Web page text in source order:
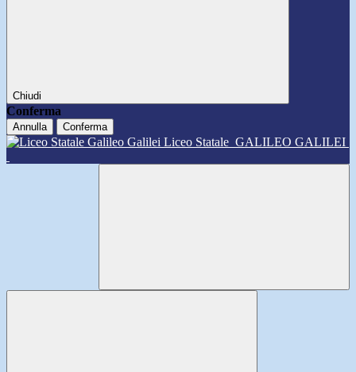
Chiudi
Conferma
Annulla Conferma
Liceo Statale GALILEO GALILEI